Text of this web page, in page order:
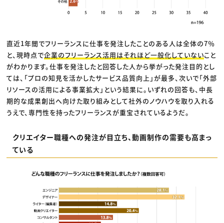
直近1年間でフリーランスに仕事を発注したことのある人は全体の7％
と、現時点で企業のフリーランス活用はそれほど一般化していないこと
がわかります。仕事を発注したと回答した人から挙がった発注目的とし
ては、「プロの知見を活かしたサービス品質向上」が最多、次いで「外部
リソースの活用による事業拡大」という結果に。いずれの回答も、中長
期的な成果創出へ向けた取り組みとして社外のノウハウを取り入れる
うえで、専門性を持ったフリーランスが重宝されているようだ。
クリエイター職種への発注が目立ち、動画制作の需要も高まっ
ている